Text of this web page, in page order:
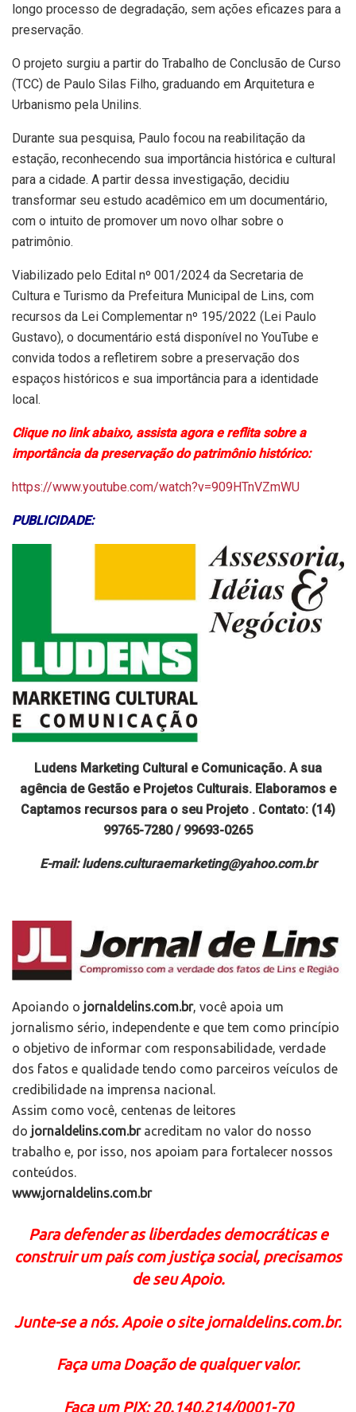
longo processo de degradação, sem ações eficazes para a
preservação.
O projeto surgiu a partir do Trabalho de Conclusão de Curso
(TCC) de Paulo Silas Filho, graduando em Arquitetura e
Urbanismo pela Unilins.
Durante sua pesquisa, Paulo focou na reabilitação da
estação, reconhecendo sua importância histórica e cultural
para a cidade. A partir dessa investigação, decidiu
transformar seu estudo acadêmico em um documentário,
com o intuito de promover um novo olhar sobre o
patrimônio.
Viabilizado pelo Edital nº 001/2024 da Secretaria de
Cultura e Turismo da Prefeitura Municipal de Lins, com
recursos da Lei Complementar nº 195/2022 (Lei Paulo
Gustavo), o documentário está disponível no YouTube e
convida todos a refletirem sobre a preservação dos
espaços históricos e sua importância para a identidade
local.
Clique no link abaixo, assista agora e reflita sobre a
importância da preservação do patrimônio histórico:
https://www.youtube.com/watch?v=909HTnVZmWU
PUBLICIDADE:
Ludens Marketing Cultural e Comunicação. A sua
agência de Gestão e Projetos Culturais. Elaboramos e
Captamos recursos para o seu Projeto . Contato: (14)
99765-7280 / 99693-0265
E-mail: ludens.culturaemarketing@yahoo.com.br
Apoiando o jornaldelins.com.br, você apoia um
jornalismo sério, independente e que tem como princípio
o objetivo de informar com responsabilidade, verdade
dos fatos e qualidade tendo como parceiros veículos de
credibilidade na imprensa nacional.
Assim como você, centenas de leitores
do jornaldelins.com.bracreditam no valor do nosso
trabalho e, por isso, nos apoiam para fortalecer nossos
conteúdos.
www.jornaldelins.com.br
Para defender as liberdades democráticas e
construir um país com justiça social, precisamos
de seu Apoio.
Junte-se a nós. Apoie o site jornaldelins.com.br.
Faça uma Doação de qualquer valor.
Faça um PIX: 20.140.214/0001-70